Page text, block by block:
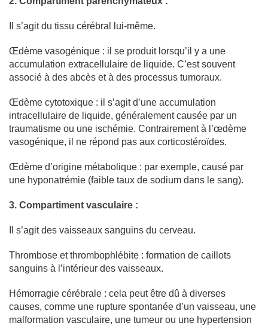
Il s’agit du tissu cérébral lui-même.
Œdème vasogénique : il se produit lorsqu’il y a une
accumulation extracellulaire de liquide. C’est souvent
associé à des abcès et à des processus tumoraux.
Œdème cytotoxique : il s’agit d’une accumulation
intracellulaire de liquide, généralement causée par un
traumatisme ou une ischémie. Contrairement à l’œdème
vasogénique, il ne répond pas aux corticostéroïdes.
Œdème d’origine métabolique : par exemple, causé par
une hyponatrémie (faible taux de sodium dans le sang).
3. Compartiment vasculaire :
Il s’agit des vaisseaux sanguins du cerveau.
Thrombose et thrombophlébite : formation de caillots
sanguins à l’intérieur des vaisseaux.
Hémorragie cérébrale : cela peut être dû à diverses
causes, comme une rupture spontanée d’un vaisseau, une
malformation vasculaire, une tumeur ou une hypertension